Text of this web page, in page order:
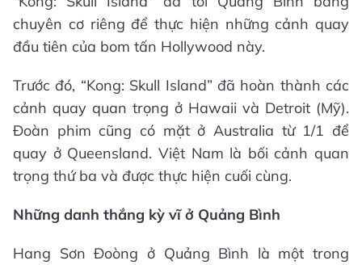
chuyên cơ riêng để thực hiện những cảnh quay
đầu tiên của bom tấn Hollywood này.
Trước đó, “Kong: Skull Island” đã hoàn thành các
cảnh quay quan trọng ở Hawaii và Detroit (Mỹ).
Đoàn phim cũng có mặt ở Australia từ 1/1 để
quay ở Queensland. Việt Nam là bối cảnh quan
trọng thứ ba và được thực hiện cuối cùng.
Những danh thắng kỳ vĩ ở Quảng Bình
Hang Sơn Đoòng ở Quảng Bình là một trong